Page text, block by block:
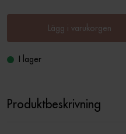
Lägg i varukorgen
I lager
Produktbeskrivning